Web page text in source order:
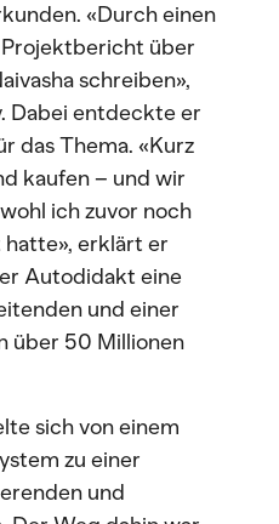
«Durch einen
über
schreiben»,
Dabei entdeckte er
das Thema. «Kurz
kaufen – und wir
ich zuvor noch
erklärt er
Autodidakt eine
und einer
über 50 Millionen
sich von einem
zu einer
und